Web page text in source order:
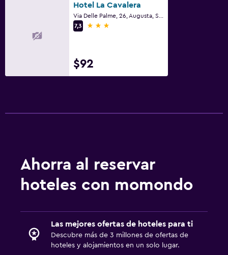
Instalaciones para deportes acuáticos
Hotel La Cavalera
7,3
3 estrellas
$92
Ahorra al reservar
hoteles con momondo
Las mejores ofertas de hoteles para ti
Descubre más de 3 millones de ofertas de
hoteles y alojamientos en un solo lugar.